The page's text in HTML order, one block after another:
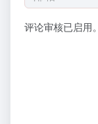
评论审核已启用